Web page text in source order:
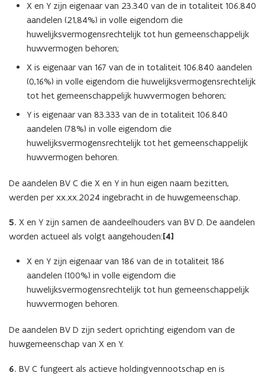
X en Y zijn eigenaar van 23.340 van de in totaliteit 106.840
aandelen (21,84%) in volle eigendom die
huwelijksvermogensrechtelijk tot hun gemeenschappelijk
huwvermogen behoren;
X is eigenaar van 167 van de in totaliteit 106.840 aandelen
(0,16%) in volle eigendom die huwelijksvermogensrechtelijk
tot het gemeenschappelijk huwvermogen behoren;
Y is eigenaar van 83.333 van de in totaliteit 106.840
aandelen (78%) in volle eigendom die
huwelijksvermogensrechtelijk tot het gemeenschappelijk
huwvermogen behoren.
De aandelen BV C die X en Y in hun eigen naam bezitten,
werden per xx.xx.2024 ingebracht in de huwgemeenschap.
5. X en Y zijn samen de aandeelhouders van BV D. De aandelen
worden actueel als volgt aangehouden:[4]
X en Y zijn eigenaar van 186 van de in totaliteit 186
aandelen (100%) in volle eigendom die
huwelijksvermogensrechtelijk tot hun gemeenschappelijk
huwvermogen behoren.
De aandelen BV D zijn sedert oprichting eigendom van de
huwgemeenschap van X en Y.
6. BV C fungeert als actieve holdingvennootschap en is